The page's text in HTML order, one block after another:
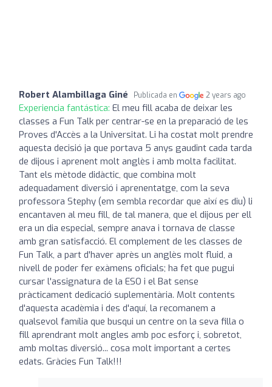
Robert Alambillaga Giné Publicada en 2 years ago
Experiencia fantástica: El meu fill acaba de deixar les
classes a Fun Talk per centrar-se en la preparació de les
Proves d'Accès a la Universitat. Li ha costat molt prendre
aquesta decisió ja que portava 5 anys gaudint cada tarda
de dijous i aprenent molt anglès i amb molta facilitat.
Tant els mètode didàctic, que combina molt
adequadament diversió i aprenentatge, com la seva
professora Stephy (em sembla recordar que així es diu) li
encantaven al meu fill, de tal manera, que el dijous per ell
era un dia especial, sempre anava i tornava de classe
amb gran satisfacció. El complement de les classes de
Fun Talk, a part d'haver après un anglès molt fluid, a
nivell de poder fer exàmens oficials; ha fet que pugui
cursar l'assignatura de la ESO i el Bat sense
pràcticament dedicació suplementària. Molt contents
d'aquesta acadèmia i des d'aquí, la recomanem a
qualsevol família que busqui un centre on la seva filla o
fill aprendrant molt angles amb poc esforç i, sobretot,
amb moltas diversió... cosa molt important a certes
edats. Gràcies Fun Talk!!!